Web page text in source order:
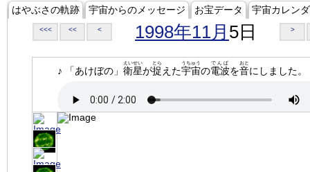
はやぶさの軌跡 宇宙からのメッセージ お宝データ 宇宙カレン
<<< << < 1998年11月 5日 >
♪ 「あけぼの」 衛星
えいせい
が捉
とら
えた宇宙
うちゅう
の電波
でんぱ
を音
おと
にしました。